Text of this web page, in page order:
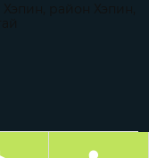
и Экспорт Ко.